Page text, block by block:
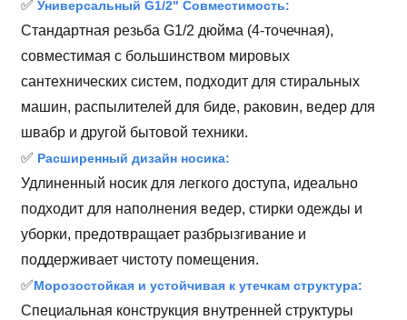
✅Универсальный G1/2" Совместимость:
Стандартная резьба G1/2 дюйма (4-точечная),
совместимая с большинством мировых
сантехнических систем, подходит для стиральных
машин, распылителей для биде, раковин, ведер для
швабр и другой бытовой техники.
✅ Расширенный дизайн носика:
Удлиненный носик для легкого доступа, идеально
подходит для наполнения ведер, стирки одежды и
уборки, предотвращает разбрызгивание и
поддерживает чистоту помещения.
✅Морозостойкая и устойчивая к утечкам структура:
Специальная конструкция внутренней структуры